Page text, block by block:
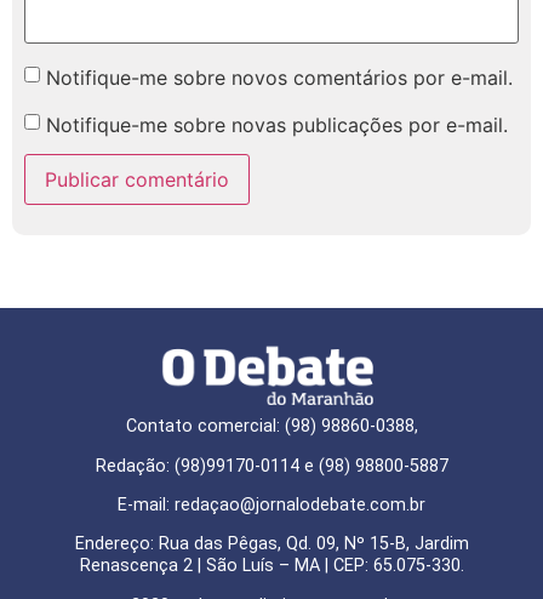
Notifique-me sobre novos comentários por e-mail.
Notifique-me sobre novas publicações por e-mail.
Contato comercial: (98) 98860-0388,
Redação: (98)99170-0114 e (98) 98800-5887
E-mail: redaçao@jornalodebate.com.br
Endereço: Rua das Pêgas, Qd. 09, Nº 15-B, Jardim
Renascença 2 | São Luís – MA | CEP: 65.075-330.